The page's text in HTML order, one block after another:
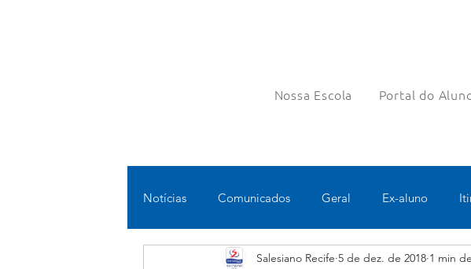
Nossa Escola Portal do
Notícias Comunicados Geral Ex-aluno
Fundamental II Ensino Médio Pastoral
Salesiano Recife 5 de dez. de 2018 1 min